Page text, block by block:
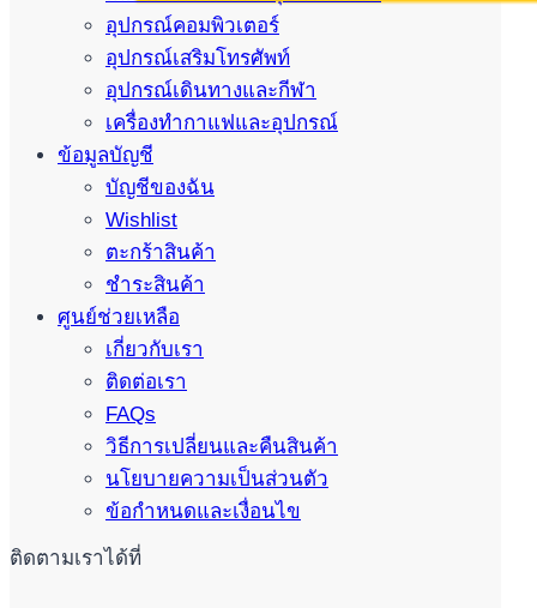
อุปกรณ์คอมพิวเตอร์
อุปกรณ์เสริมโทรศัพท์
อุปกรณ์เดินทางและกีฬา
เครื่องทำกาแฟและอุปกรณ์
ข้อมูลบัญชี
บัญชีของฉัน
Wishlist
ตะกร้าสินค้า
ชำระสินค้า
ศูนย์ช่วยเหลือ
เกี่ยวกับเรา
ติดต่อเรา
FAQs
วิธีการเปลี่ยนและคืนสินค้า
นโยบายความเป็นส่วนตัว
ข้อกำหนดและเงื่อนไข
ติดตามเราได้ที่